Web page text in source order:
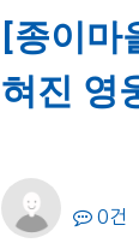
[종이마
혀진 영
0건